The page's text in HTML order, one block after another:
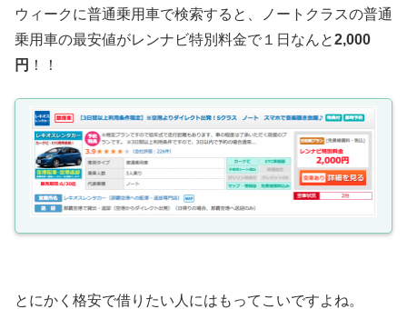
ウィークに普通乗用車で検索すると、ノートクラスの普通
乗用車の最安値がレンナビ特別料金で１日なんと2,000
円 ！！
とにかく格安で借りたい人にはもってこいですよね。